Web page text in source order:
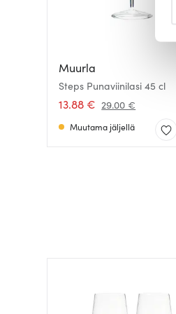
Muurla
Steps Punaviinilasi 45 cl
13.88 € 29.00 €
Muutama jäljellä